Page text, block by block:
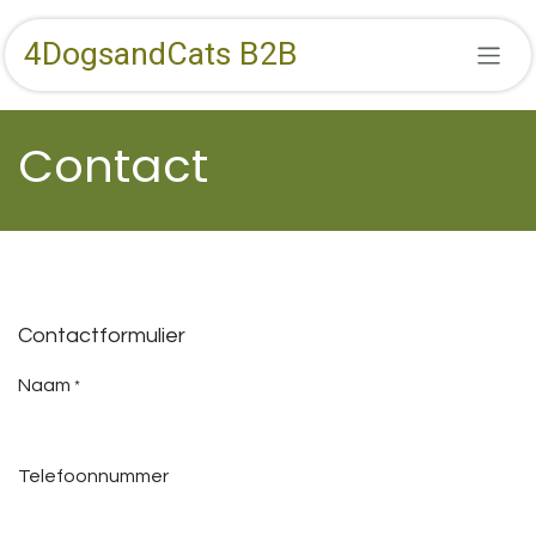
Overslaan naar inhoud
4DogsandCats B2B
Contact
Contactformulier
Naam *
Telefoonnummer